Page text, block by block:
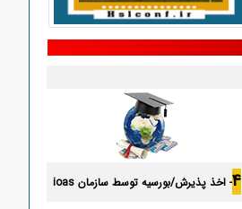
4- اخذ پذیرش/بورسیه توسط سازمان ioas